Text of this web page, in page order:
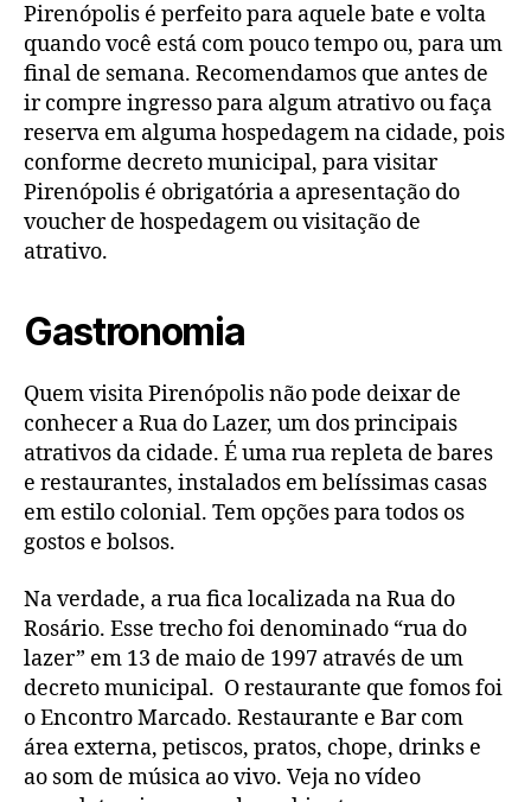
Pirenópolis é perfeito para aquele bate e volta
quando você está com pouco tempo ou, para um
final de semana. Recomendamos que antes de
ir compre ingresso para algum atrativo ou faça
reserva em alguma hospedagem na cidade, pois
conforme decreto municipal, para visitar
Pirenópolis é obrigatória a apresentação do
voucher de hospedagem ou visitação de
atrativo.
Gastronomia
Quem visita Pirenópolis não pode deixar de
conhecer a Rua do Lazer, um dos principais
atrativos da cidade. É uma rua repleta de bares
e restaurantes, instalados em belíssimas casas
em estilo colonial. Tem opções para todos os
gostos e bolsos.
Na verdade, a rua fica localizada na Rua do
Rosário. Esse trecho foi denominado “rua do
lazer” em 13 de maio de 1997 através de um
decreto municipal. O restaurante que fomos foi
o Encontro Marcado. Restaurante e Bar com
área externa, petiscos, pratos, chope, drinks e
ao som de música ao vivo. Veja no vídeo